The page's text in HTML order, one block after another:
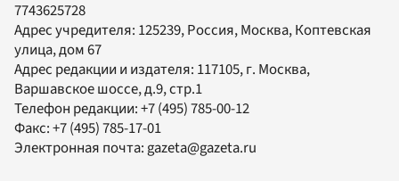
7743625728
Адрес учредителя: 125239, Россия, Москва, Коптевская
улица, дом 67
Адрес редакции и издателя: 117105, г. Москва,
Варшавское шоссе, д.9, стр.1
Телефон редакции:+7 (495) 785-00-12
Факс:+7 (495) 785-17-01
Электронная почта: gazeta@gazeta.ru